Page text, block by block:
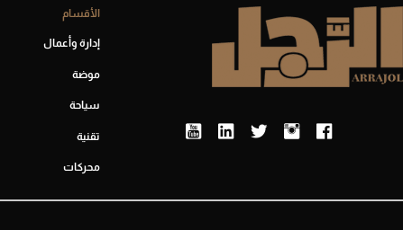
الأقسام
إدارة وأعمال
موضة
سياحة
تقنية
محركات